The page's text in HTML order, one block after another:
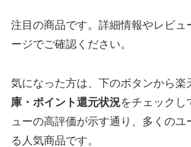
注目の商品です。詳細情報やレビュ
ージでご確認ください。
気になった方は、下のボタンから楽
庫・ポイント還元状況をチェックし
ューの高評価が示す通り、多くの
る人気商品です。